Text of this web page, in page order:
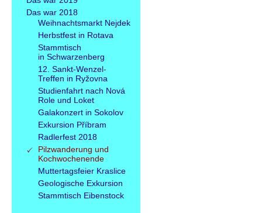
Das war 2018
Weihnachtsmarkt Nejdek
Herbstfest in Rotava
Stammtisch
in Schwarzenberg
12. Sankt-Wenzel-
Treffen in Ryžovna
Studienfahrt nach Nová
Role und Loket
Galakonzert in Sokolov
Exkursion Příbram
Radlerfest 2018
Pilzwanderung und
Kochwochenende
Muttertagsfeier Kraslice
Geologische Exkursion
Stammtisch Eibenstock